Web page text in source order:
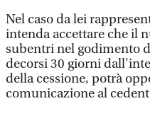
Nel caso da lei
intenda accettare che il
subentri nel godimento
decorsi 30 giorni
della cessione, potrà
comunicazione al